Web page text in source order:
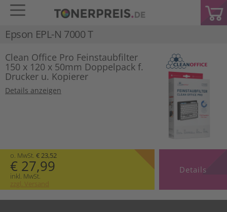
Epson EPL-N 7000 T
Clean Office Pro Feinstaubfilter
150 x 120 x 50mm Doppelpack f.
Drucker u. Kopierer
Details anzeigen
o. MwSt. € 23,52
€ 27,99
inkl. MwSt.
zzgl. Versand
Details